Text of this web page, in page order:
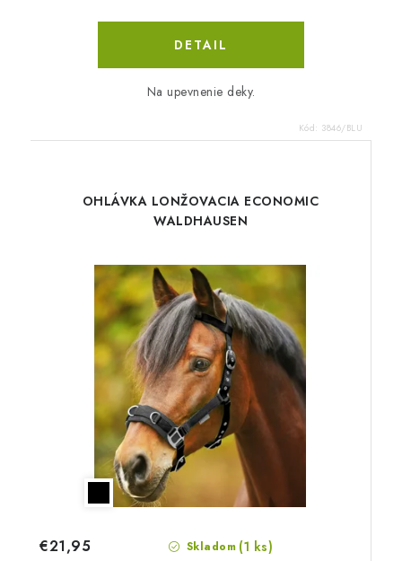
DETAIL
Na upevnenie deky.
Kód: 3846/BLU
OHLÁVKA LONŽOVACIA ECONOMIC
WALDHAUSEN
Skladom (1 ks)
€21,95